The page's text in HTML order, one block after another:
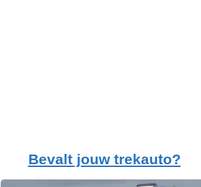
Bevalt jouw trekauto?